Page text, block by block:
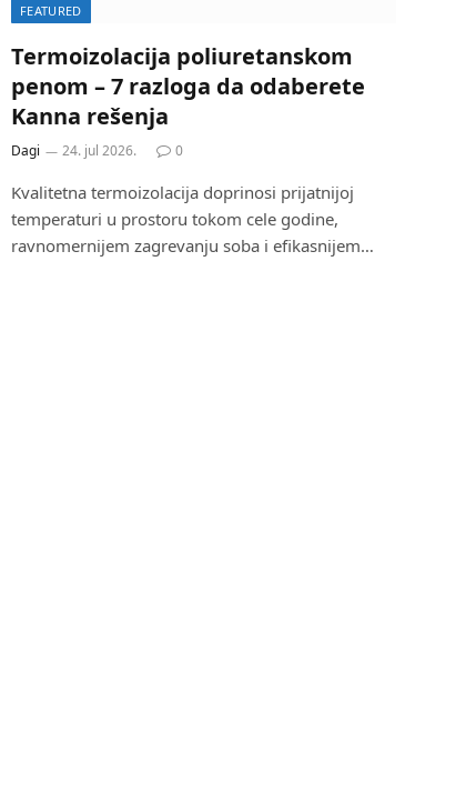
FEATURED
Termoizolacija poliuretanskom
penom – 7 razloga da odaberete
Kanna rešenja
Dagi 24. jul 2026. 0
Kvalitetna termoizolacija doprinosi prijatnijoj
temperaturi u prostoru tokom cele godine,
ravnomernijem zagrevanju soba i efikasnijem…